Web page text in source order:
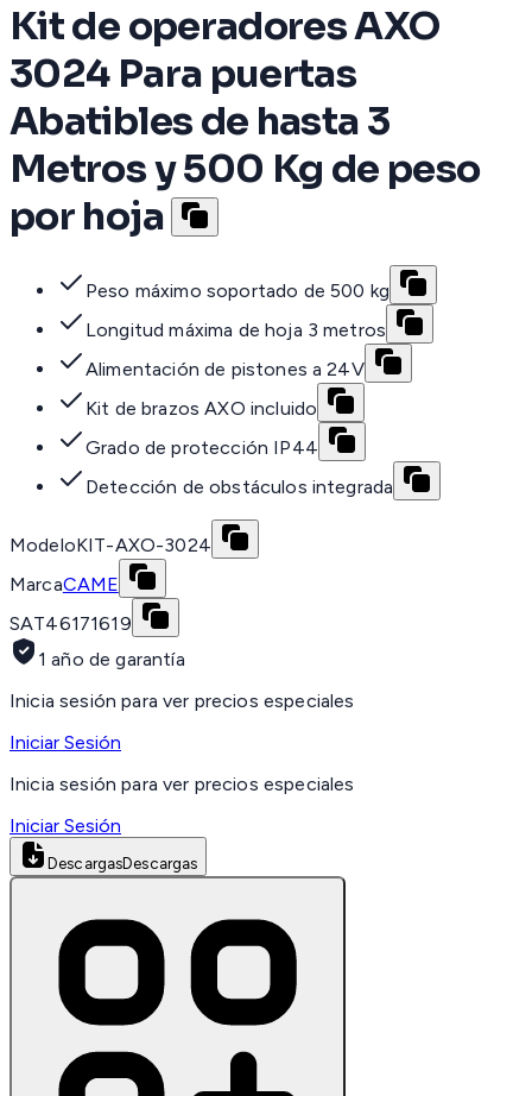
Kit de operadores AXO
3024 Para puertas
Abatibles de hasta 3
Metros y 500 Kg de peso
por hoja
Peso máximo soportado de 500 kg
Longitud máxima de hoja 3 metros
Alimentación de pistones a 24V
Kit de brazos AXO incluido
Grado de protección IP44
Detección de obstáculos integrada
ModeloKIT-AXO-3024
MarcaCAME
SAT46171619
1 año de garantía
Inicia sesión para ver precios especiales
Iniciar Sesión
Inicia sesión para ver precios especiales
Iniciar Sesión
DescargasDescargas